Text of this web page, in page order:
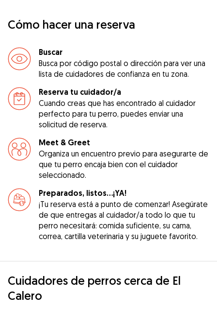
Cómo hacer una reserva
Buscar
Busca por código postal o dirección para ver una
lista de cuidadores de confianza en tu zona.
Reserva tu cuidador/a
Cuando creas que has encontrado al cuidador
perfecto para tu perro, puedes enviar una
solicitud de reserva.
Meet & Greet
Organiza un encuentro previo para asegurarte de
que tu perro encaja bien con el cuidador
seleccionado.
Preparados, listos...¡YA!
¡Tu reserva está a punto de comenzar! Asegúrate
de que entregas al cuidador/a todo lo que tu
perro necesitará: comida suficiente, su cama,
correa, cartilla veterinaria y su juguete favorito.
Cuidadores de perros cerca de El
Calero